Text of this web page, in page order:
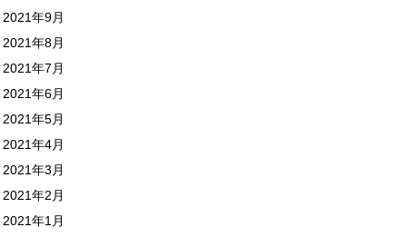
2021年9月
2021年8月
2021年7月
2021年6月
2021年5月
2021年4月
2021年3月
2021年2月
2021年1月